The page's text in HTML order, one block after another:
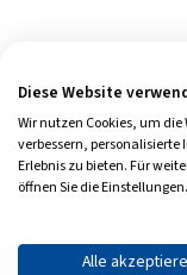
Diese Website
Wir nutzen Cookies, um
verbessern,
Erlebnis zu bieten. Für
öffnen Sie die Einstellungen.
Alle